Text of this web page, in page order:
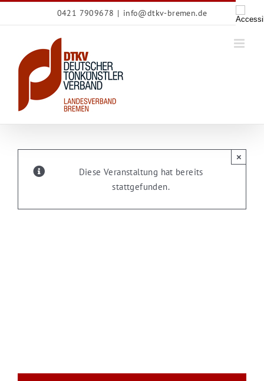
0421 7909678 | info@dtkv-bremen.de
Diese Veranstaltung hat bereits
stattgefunden.
×